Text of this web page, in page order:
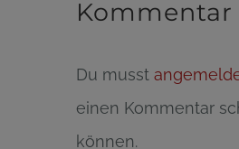
Kommentar
Du musst
einen Kommentar
können.